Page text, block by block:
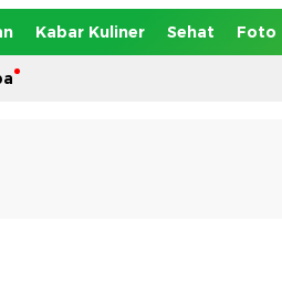
Kabar Kuliner Sehat Foto